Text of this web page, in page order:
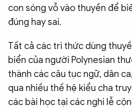
con sóng vỗ vào thuyền để
đúng hay sai.
Tất cả các tri thức dùng
biển của người Polynesian
thành các câu tục ngữ, dân
qua nhiều thế hệ kiểu cha
các bài học tại các nghi lễ